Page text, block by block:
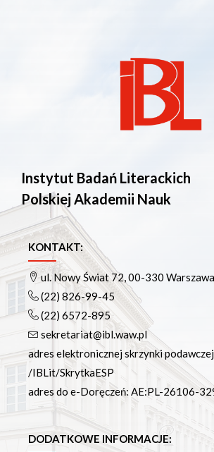
Instytut Badań Literackich
Polskiej Akademii Nauk
KONTAKT:
ul. Nowy Świat 72, 00-330 Warszawa
(22) 826-99-45
(22) 6572-895
sekretariat@ibl.waw.pl
adres elektronicznej skrzynki
/IBLit/SkrytkaESP
adres do e-Doręczeń: AE:PL-26106-
DODATKOWE INFORMACJE: